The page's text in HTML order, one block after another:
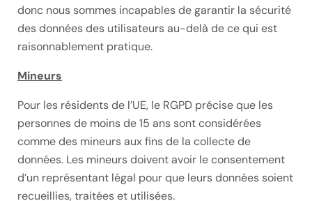
donc nous sommes incapables de garantir la sécurité
des données des utilisateurs au-delà de ce qui est
raisonnablement pratique.
Mineurs
Pour les résidents de l’UE, le RGPD précise que les
personnes de moins de 15 ans sont considérées
comme des mineurs aux fins de la collecte de
données. Les mineurs doivent avoir le consentement
d’un représentant légal pour que leurs données soient
recueillies, traitées et utilisées.